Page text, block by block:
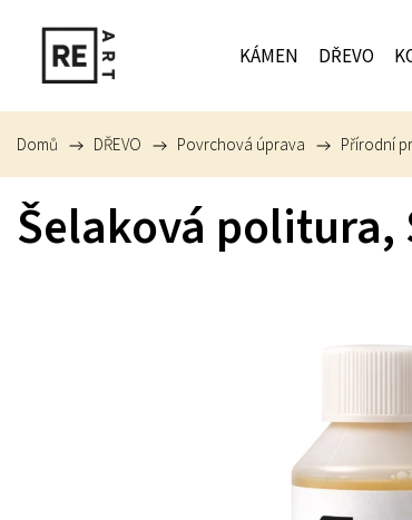
KÁMEN DŘEVO
Domů / DŘEVO / Povrchová úprava / Přírodní
Šelaková politura,